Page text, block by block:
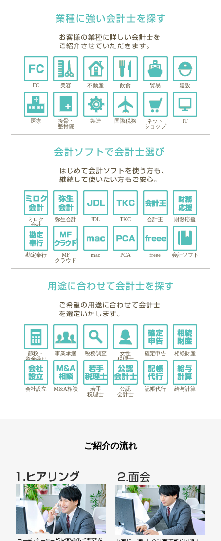
FC 美容 不動産 飲食 貿易 建設
医療
接骨・
整骨院
製造 国際税務
ネット
ショップ
IT
ミロク
会計
弥生会計 JDL TKC 会計王 財務応援
勘定奉行
MF
クラウド
mac PCA freee 会計ソフト
節税・
資金繰り
事業承継 税務調査
女性
税理士
確定申告 相続財産
会社設立 M&A相談
若手
税理士
公認
会計士
記帳代行 給与計算
ご紹介の流れ